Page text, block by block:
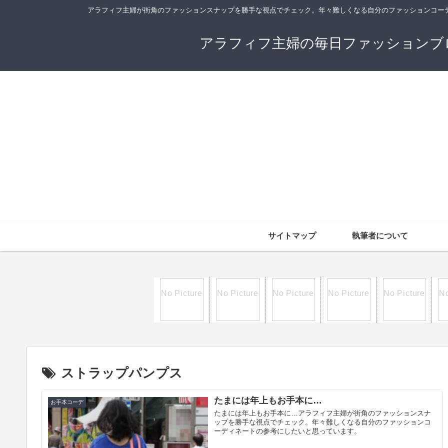
アラフィフ主婦が街角のファッションスナップを勝手な視点でチェック。年々難しくなる自分のファッションコ
アラフィフ主婦の毎日ファッションブ
サイトマップ 執筆者について
ストラップパンプス
お手本コーデ たまには年上もお手本に…
たまには年上もお手本に…アラフィフ主婦が街角のファッションスナ
ップを勝手な視点でチェック。年々難しくなる自分のファッションコ
ーディネートの参考にしたいと思っています。